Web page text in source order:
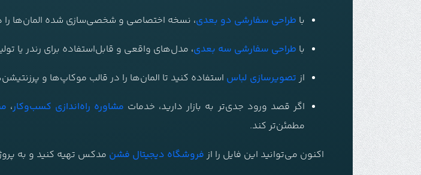
با طراحی سفارشی دو بعدی، نسخه اختصاصی و شخصی‌سازی شده المان‌ها را
با طراحی سفارشی سه بعدی، مدل‌های واقعی و قابل‌استفاده برای رندر یا
از تصویرسازی لباس استفاده کنید تا المان‌ها را در قالب موکاپ‌ها و
اگر قصد ورود جدی‌تر به بازار دارید، خدمات مشاوره راه‌اندازی کسب‌وکار،
مطمئن‌تر کند.
اکنون می‌توانید این فایل را از فروشگاه دیجیتال فشن مدکس تهیه کنید و به